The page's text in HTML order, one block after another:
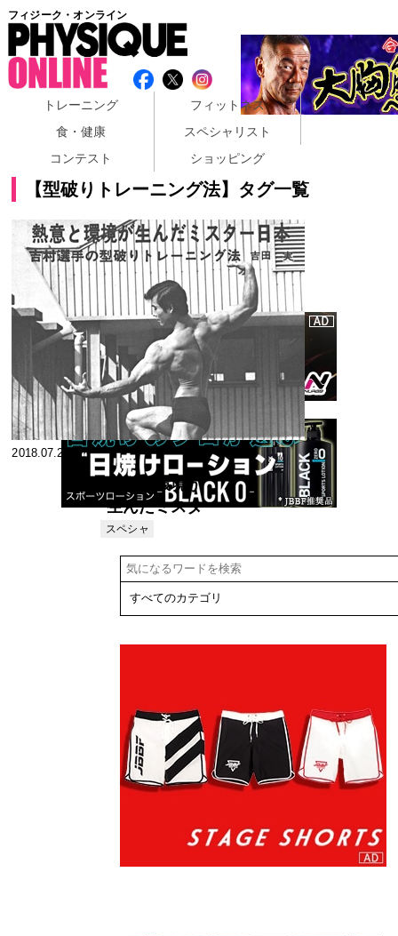
フィジーク・オンライン
トレーニング
フィットネス
食・健康
スペシャリスト
コンテスト
ショッピング
【型破りトレーニング法】タグ一覧
2018.07.26
熱意と環境が
生んだミスタ
ー日本 吉村選
レーニング法
スペシャ